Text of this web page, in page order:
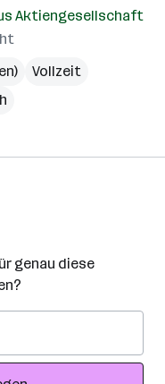
Aktiengesellschaft
Vollzeit
genau diese